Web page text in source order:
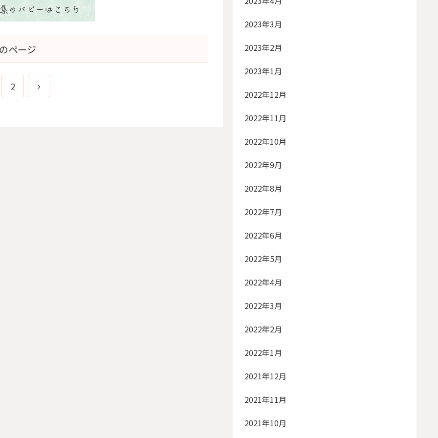
ページ
2
次
2023年3月
2023年2月
2023年1月
2022年12月
2022年11月
2022年10月
2022年9月
2022年8月
2022年7月
2022年6月
2022年5月
2022年4月
2022年3月
2022年2月
2022年1月
2021年12月
2021年11月
2021年10月